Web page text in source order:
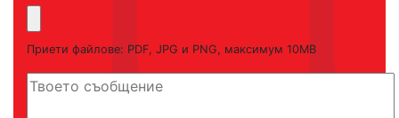
Приети файлове: PDF, JPG и PNG, максимум 10MB